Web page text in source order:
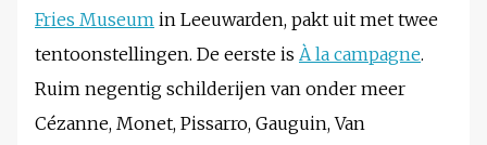
Fries Museum in Leeuwarden, pakt uit met twee
tentoonstellingen. De eerste is À la campagne.
Ruim negentig schilderijen van onder meer
Cézanne, Monet, Pissarro, Gauguin, Van